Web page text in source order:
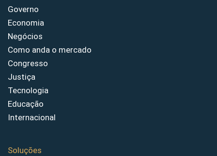
Governo
Economia
Negócios
Como anda o mercado
Congresso
Justiça
Tecnologia
Educação
Internacional
Soluções